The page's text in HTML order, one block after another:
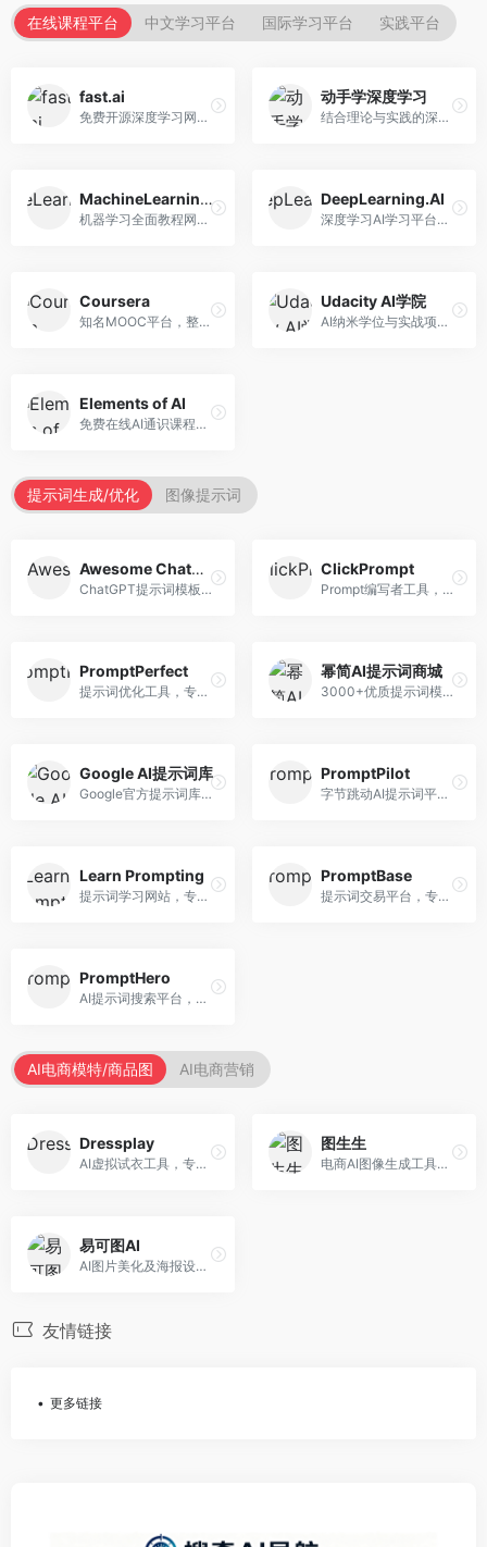
在线课程平台 中文学习平台 国际学习平台 实践平台
fast.ai
免费开源深度学习网站，专注于实用AI教学。面向开发者，提供免费深度学习课程、实战项目、代码库等资源，学习门槛低。
动手学深度学习
结合理论与实践的深度学习教材，专注于代码驱动学习。面向学生和开发者，提供深度学习理论、代码实现、练习题等资源，学习体验好。
MachineLearningMastery
机器学习全面教程网站，专注于实用技能教学。面向开发者，提供机器学习算法、Python实现、项目实战等教程，实用性强。
DeepLearning.AI
深度学习AI学习平台，由吴恩达创立。面向AI学习者，提供深度学习专项课程、AI新闻、技术社区等资源，课程质量权威。
Coursera
知名MOOC平台，整合全球顶尖大学课程资源。面向学习者，提供AI、机器学习、深度学习等课程，证书认可度高，课程质量专业。
Udacity AI学院
AI纳米学位与实战项目平台，专注于职业导向学习。面向AI从业者，提供机器学习、深度学习、计算机视觉等纳米学位，项目实战性强。
Elements of AI
免费在线AI通识课程，专注于AI基础知识普及。面向普通大众，提供AI概念、原理、应用等入门知识，语言通俗易懂。
提示词生成/优化 图像提示词
Awesome ChatGPT Prompts
ChatGPT提示词模板库，专注于实用提示词收集。面向ChatGPT用户，提供提示词模板、使用场景、效果展示等资源，模板实用性强。
ClickPrompt
Prompt编写者工具，专注于提示词创作辅助。面向提示词创作者，提供提示词编辑、测试、分享等服务，创作工具完善。
PromptPerfect
提示词优化工具，专注于提示词质量提升。面向AI用户，提供提示词优化、效果测试、版本对比等服务，提示词优化专业。
幂简AI提示词商城
3000+优质提示词模板平台，专注于中文提示词。面向中文AI用户，提供提示词模板、分类检索、一键使用等服务，中文提示词丰富。
Google AI提示词库
Google官方提示词库，专注于Gemini模型优化。面向开发者，提供官方提示词指南、最佳实践、示例代码等资源，权威性强。
PromptPilot
字节跳动AI提示词平台，专注于提示词优化与管理。面向AI用户，提供提示词优化、效果测试、团队协作等服务，企业级功能完善。
Learn Prompting
提示词学习网站，专注于提示词工程教育。面向AI学习者，提供提示词教程、最佳实践、案例研究等资源，教学内容系统。
PromptBase
提示词交易平台，专注于高质量提示词买卖。面向AI创作者，提供提示词交易、模板购买、创作者收益等服务，提示词质量高。
PromptHero
AI提示词搜索平台，整合多种AI工具提示词资源。面向AI创作者，提供提示词搜索、模板库、社区分享等服务，提示词资源丰富。
AI电商模特/商品图 AI电商营销
Dressplay
AI虚拟试衣工具，专注于服装电商体验。面向服装电商，提供虚拟试穿、尺码推荐、穿搭建议等服务，试衣体验真实。
图生生
电商AI图像生成工具，专注于商品图创作。面向电商卖家，提供商品图生成、背景替换、批量处理等服务，商品图质量高。
易可图AI
AI图片美化及海报设计平台，专注于电商视觉设计。面向电商卖家，提供图片美化、海报设计、营销素材等服务，设计效率高。
友情链接
更多链接